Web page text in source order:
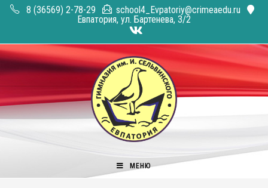
Перейти
8 (36569) 2-78-29
school4_Evpatoriy@crimeaedu.ru
Евпатория, ул. Бартенева, 3/2
МЕНЮ